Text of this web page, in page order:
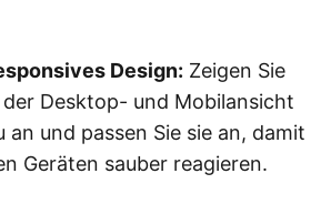
Design: Zeigen Sie
Desktop- und Mobilansicht
an und passen Sie sie an, damit
Geräten sauber reagieren.